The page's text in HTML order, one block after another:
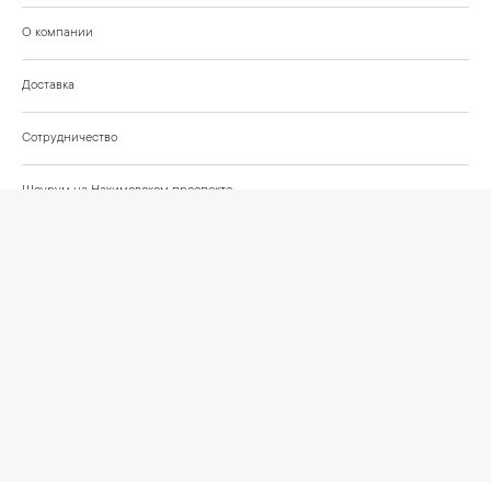
О компании
Доставка
Сотрудничество
Шоурум на Нахимовском проспекте